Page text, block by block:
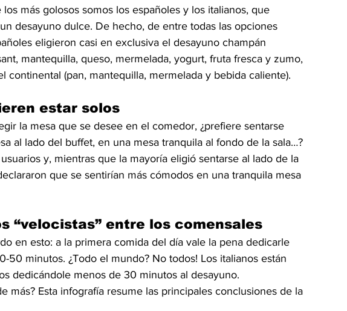
más golosos somos los españoles y los italianos, que
desayuno dulce. De hecho, de entre todas las opciones
eligieron casi en exclusiva el desayuno champán
mantequilla, queso, mermelada, yogurt, fruta fresca y zumo,
continental (pan, mantequilla, mermelada y bebida caliente).
estar solos
la mesa que se desee en el comedor, ¿prefiere sentarse
al lado del buffet, en una mesa tranquila al fondo de la sala…?
y, mientras que la mayoría eligió sentarse al lado de la
que se sentirían más cómodos en una tranquila mesa
“velocistas” entre los comensales
en esto: a la primera comida del día vale la pena dedicarle
50 minutos. ¿Todo el mundo? No todos! Los italianos están
dedicándole menos de 30 minutos al desayuno.
más? Esta infografía resume las principales conclusiones de la